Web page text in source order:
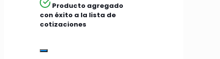
Producto agregado
con éxito a la lista de
cotizaciones